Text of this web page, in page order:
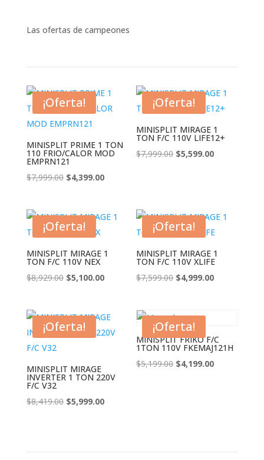
Las ofertas de campeones
¡Oferta!
MINISPLIT PRIME 1 TON
110 FRIO/CALOR MOD
EMPRN121
$7,999.00 El
era:
$7,999.00.
$4,399.00El
es:
$4,399.00.
¡Oferta!
MINISPLIT MIRAGE 1
TON F/C 110V LIFE12+
$7,999.00 El
$7,999.00.
$5,599.00El
$5,599.00.
¡Oferta!
MINISPLIT MIRAGE 1
TON F/C 110V NEX
$8,929.00 El
era:
$8,929.00.
$5,100.00El
es:
$5,100.00.
¡Oferta!
MINISPLIT MIRAGE 1
TON F/C 110V XLIFE
$7,599.00 El
era:
$7,599.00.
$4,999.00El
$4,999.00.
¡Oferta!
MINISPLIT MIRAGE
INVERTER 1 TON 220V
F/C V32
$8,419.00 El
$5,999.00El
¡Oferta!
MINISPLIT FRIKO F/C
1TON 110V FKEMAJ121H
$5,199.00 El
$4,199.00El